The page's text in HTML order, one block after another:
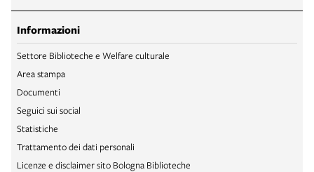
Informazioni
Settore Biblioteche e Welfare culturale
Area stampa
Documenti
Seguici sui social
Statistiche
Trattamento dei dati personali
Licenze e disclaimer sito Bologna Biblioteche